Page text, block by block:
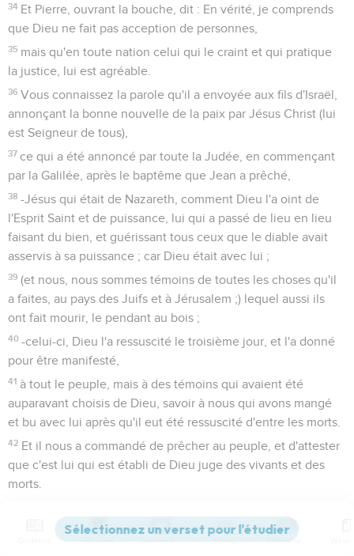
34 Et Pierre, ouvrant la bouche, dit : En vérité, je comprends
que Dieu ne fait pas acception de personnes,
35 mais qu'en toute nation celui qui le craint et qui pratique
la justice, lui est agréable.
36 Vous connaissez la parole qu'il a envoyée aux fils d'Israël,
annonçant la bonne nouvelle de la paix par Jésus Christ (lui
est Seigneur de tous),
37 ce qui a été annoncé par toute la Judée, en commençant
par la Galilée, après le baptême que Jean a prêché,
38 -Jésus qui était de Nazareth, comment Dieu l'a oint de
l'Esprit Saint et de puissance, lui qui a passé de lieu en lieu
faisant du bien, et guérissant tous ceux que le diable avait
asservis à sa puissance ; car Dieu était avec lui ;
39 (et nous, nous sommes témoins de toutes les choses qu'il
a faites, au pays des Juifs et à Jérusalem ;) lequel aussi ils
ont fait mourir, le pendant au bois ;
40 -celui-ci, Dieu l'a ressuscité le troisième jour, et l'a donné
pour être manifesté,
41 à tout le peuple, mais à des témoins qui avaient été
auparavant choisis de Dieu, savoir à nous qui avons mangé
et bu avec lui après qu'il eut été ressuscité d'entre les morts.
42 Et il nous a commandé de prêcher au peuple, et d'attester
que c'est lui qui est établi de Dieu juge des vivants et des
morts.
nom, quiconque croit en lui reçoit la rémission des péchés.
Versions Commentaires Strong